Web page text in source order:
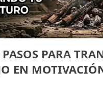
PARA
EN